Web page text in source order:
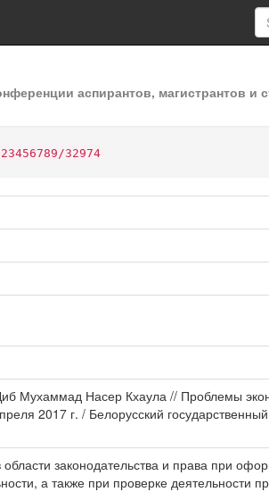
аспирантов, магистрантов и
32974
Мухаммад Насер Кхаула // Проблемы
2017 г. / Белорусский
законодательства и права при
а также при проверке деятельности